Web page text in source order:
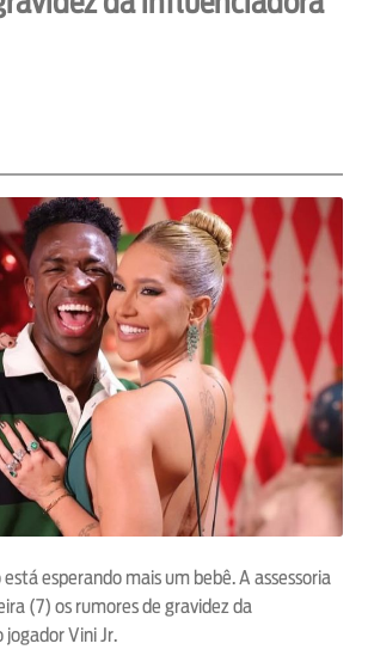
está esperando mais um bebê. A assessoria
(7) os rumores de gravidez da
Vini Jr.